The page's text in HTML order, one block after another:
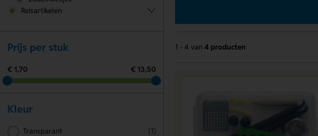
1 - 4 van 4 producten
Reisartikelen
Prijs per stuk
€ 1,70 € 13,50
Kleur
Transparant
(1)